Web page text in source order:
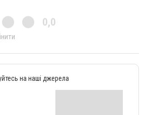
0,0
на наші джерела